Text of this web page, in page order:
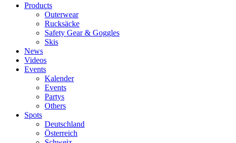
Products
Outerwear
Rucksäcke
Safety Gear & Goggles
Skis
News
Videos
Events
Kalender
Events
Partys
Others
Spots
Deutschland
Österreich